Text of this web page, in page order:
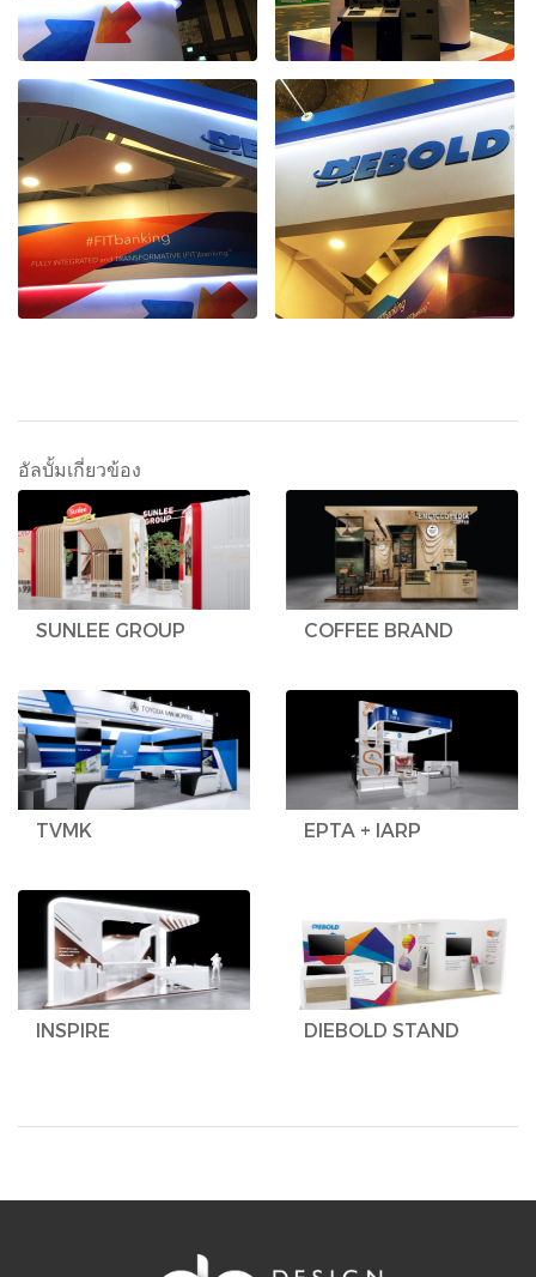
อัลบั้มเกี่ยวข้อง
SUNLEE GROUP COFFEE BRAND
TVMK EPTA + IARP
INSPIRE DIEBOLD STAND